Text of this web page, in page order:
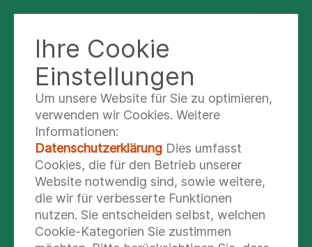
BILDUNGSZENTRUM FÜR
GESUNDHEITSFACHBERUFE
DREIEICH
Initiativbewerbung
Vielen Dank für Ihr Interesse und herzlich
willkommen bei unserer Online-
Bewerbung!
Ihre Cookie
Einstellungen
Um unsere Website für Sie zu optimieren,
verwenden wir Cookies. Weitere
Informationen:
Datenschutzerklärung Dies umfasst
Cookies, die für den Betrieb unserer
Website notwendig sind, sowie weitere,
die wir für verbesserte Funktionen
nutzen. Sie entscheiden selbst, welchen
Cookie-Kategorien Sie zustimmen